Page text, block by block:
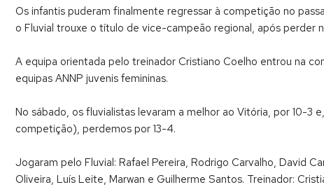
Os infantis puderam finalmente regressar à competição no
o Fluvial trouxe o título de vice-campeão regional, após perder
A equipa orientada pelo treinador Cristiano Coelho entrou na
equipas ANNP juvenis femininas.
No sábado, os fluvialistas levaram a melhor ao Vitória, por 10-3
competição), perdemos por 13-4.
Jogaram pelo Fluvial: Rafael Pereira, Rodrigo Carvalho, David
Oliveira, Luís Leite, Marwan e Guilherme Santos. Treinador: